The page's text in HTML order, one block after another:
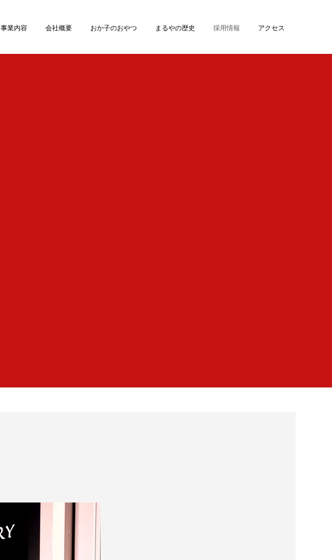
事業内容 会社概要 おか子のおやつ まるやの歴史 採用情報 アクセス